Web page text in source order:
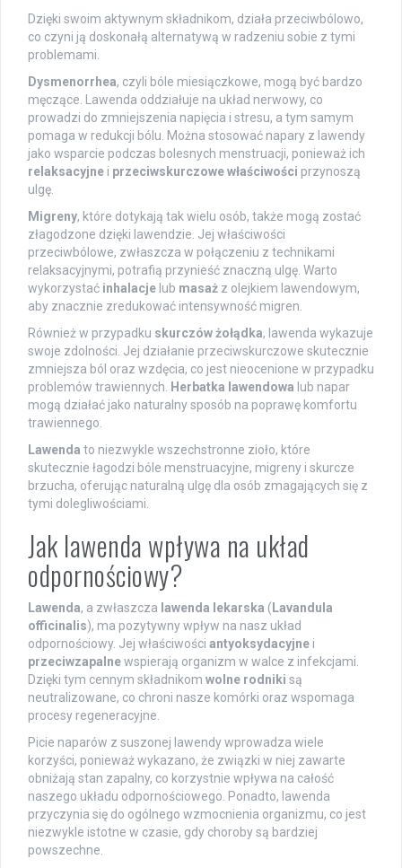
Dzięki swoim aktywnym składnikom, działa przeciwbólowo,
co czyni ją doskonałą alternatywą w radzeniu sobie z tymi
problemami.
Dysmenorrhea, czyli bóle miesiączkowe, mogą być bardzo
męczące. Lawenda oddziałuje na układ nerwowy, co
prowadzi do zmniejszenia napięcia i stresu, a tym samym
pomaga w redukcji bólu. Można stosować napary z lawendy
jako wsparcie podczas bolesnych menstruacji, ponieważ ich
relaksacyjne i przeciwskurczowe właściwości przynoszą
ulgę.
Migreny, które dotykają tak wielu osób, także mogą zostać
złagodzone dzięki lawendzie. Jej właściwości
przeciwbólowe, zwłaszcza w połączeniu z technikami
relaksacyjnymi, potrafią przynieść znaczną ulgę. Warto
wykorzystać inhalacje lub masaż z olejkiem lawendowym,
aby znacznie zredukować intensywność migren.
Również w przypadku skurczów żołądka, lawenda wykazuje
swoje zdolności. Jej działanie przeciwskurczowe skutecznie
zmniejsza ból oraz wzdęcia, co jest nieocenione w przypadku
problemów trawiennych.
Herbatka lawendowa lub napar
mogą działać jako naturalny sposób na poprawę komfortu
trawiennego.
Lawenda to niezwykle wszechstronne zioło, które
skutecznie łagodzi bóle menstruacyjne, migreny i skurcze
brzucha, oferując naturalną ulgę dla osób zmagających się z
tymi dolegliwościami.
Jak lawenda wpływa na układ
odpornościowy?
Lawenda, a zwłaszcza lawenda lekarska ( Lavandula
officinalis), ma pozytywny wpływ na nasz układ
odpornościowy. Jej właściwości antyoksydacyjne i
przeciwzapalnewspierają organizm w walce z infekcjami.
Dzięki tym cennym składnikom wolne rodniki są
neutralizowane, co chroni nasze komórki oraz wspomaga
procesy regeneracyjne.
Picie naparów z suszonej lawendy wprowadza wiele
korzyści, ponieważ wykazano, że związki w niej zawarte
obniżają stan zapalny, co korzystnie wpływa na całość
naszego układu odpornościowego. Ponadto, lawenda
przyczynia się do ogólnego wzmocnienia organizmu, co jest
niezwykle istotne w czasie, gdy choroby są bardziej
powszechne.